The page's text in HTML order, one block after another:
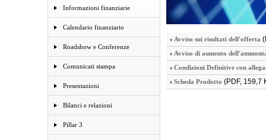
Informazioni finanziarie
Calendario finanziario
Roadshow e Conferenze
Comunicati stampa
Presentazioni
Bilanci e relazioni
Pillar 3
Avviso sui risultati dell'offerta
Avviso di aumento
Condizioni Definitive con
Scheda Prodotto (PDF, 159,7